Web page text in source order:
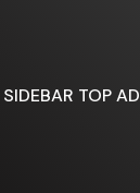
TOP AD